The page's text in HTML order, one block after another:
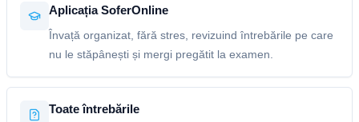
Aplicația SoferOnline
Învață organizat, fără stres, revizuind întrebările pe care
nu le stăpânești și mergi pregătit la examen.
Toate întrebările